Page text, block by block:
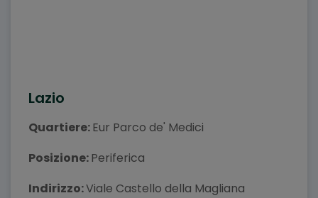
Lazio
Quartiere:Eur Parco de' Medici
Posizione:Periferica
Indirizzo:Viale Castello della Magliana